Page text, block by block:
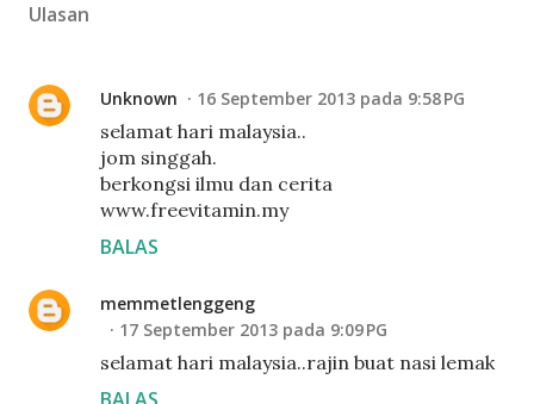
Ulasan
Unknown 16 September 2013 pada 9:58 PG
selamat hari malaysia..
jom singgah.
berkongsi ilmu dan cerita
www.freevitamin.my
BALAS
memmetlenggeng
17 September 2013 pada 9:09 PG
selamat hari malaysia..rajin buat nasi lemak